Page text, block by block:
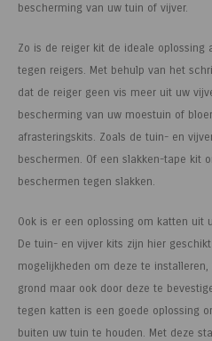
bescherming van uw tuin of vijver.
Zo is de reiger kit de ideale oplossing
tegen reigers. Met behulp van het
dat de reiger geen vis meer uit uw
bescherming van uw moestuin of
afrasteringskits. Zoals de tuin- en
beschermen. Of een slakken-tape kit
beschermen tegen slakken.
Ook is er een oplossing om katten uit
De tuin- en vijver kits zijn hier
mogelijkheden om deze te
grond maar ook door deze te
tegen katten is een goede oplossing
buiten uw tuin te houden. Met deze